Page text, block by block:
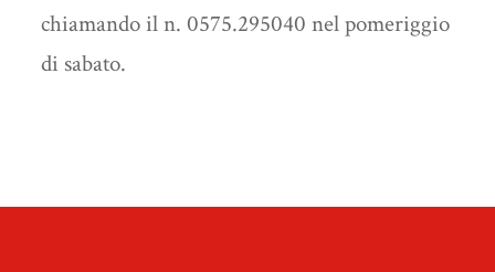
chiamando il n. 0575.295040 nel pomeriggio
di sabato.